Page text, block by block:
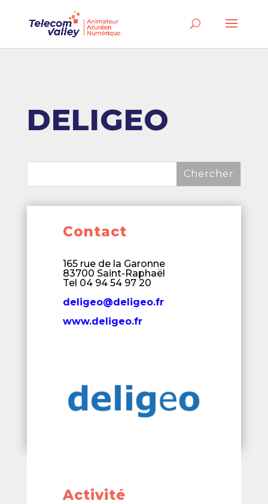
DELIGEO
Contact
165 rue de la Garonne
83700 Saint-Raphaël
Tel 04 94 54 97 20
deligeo@deligeo.fr
www.deligeo.fr
Activité